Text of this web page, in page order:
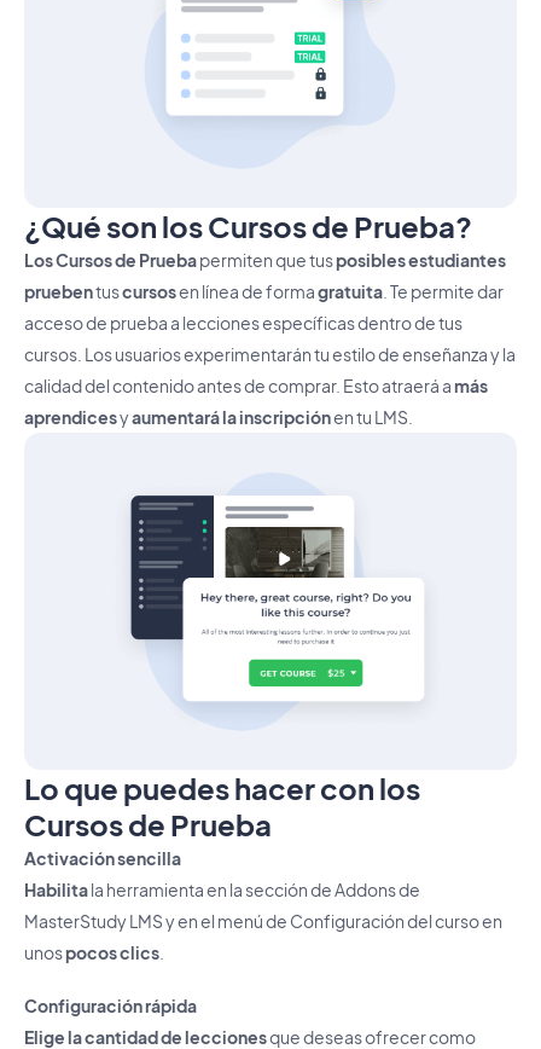
¿Qué son los Cursos de Prueba?
Los Cursos de Pruebapermiten que tusposibles estudiantes
pruebentuscursosen línea de formagratuita . Te permite dar
acceso de prueba a lecciones específicas dentro de tus
cursos. Los usuarios experimentarán tu estilo de enseñanza y la
calidad del contenido antes de comprar. Esto atraerá amás
aprendicesyaumentará la inscripciónen tu LMS.
Lo que puedes hacer con los
Cursos de Prueba
Activación sencilla
Habilitala herramienta en la sección de Addons de
MasterStudy LMS y en el menú de Configuración del curso en
unospocos clics
Configuración rápida
Elige la cantidad de leccionesque deseas ofrecer como